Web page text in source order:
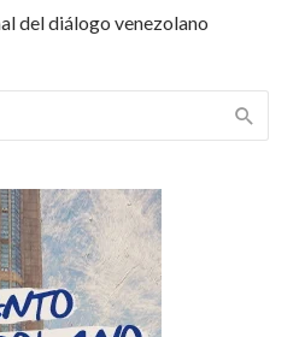
del diálogo venezolano